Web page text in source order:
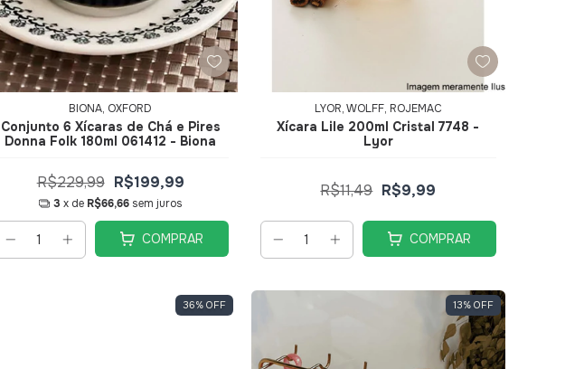
BIONA, OXFORD
Conjunto 6 Xícaras de Chá e Pires
Donna Folk 180ml 061412 - Biona
R$229,99 R$199,99
3 x de R$66,66 sem juros
COMPRAR
LYOR, WOLFF, ROJEMAC
Xícara Lile 200ml Cristal 7748 -
Lyor
R$11,49 R$9,99
COMPRAR
36% OFF 13% OFF